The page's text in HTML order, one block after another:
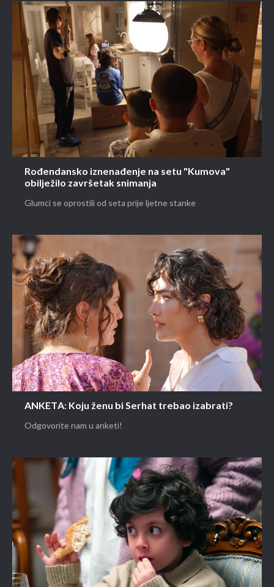
Rođendansko iznenađenje na setu "Kumova"
obilježilo završetak snimanja
Glumci se oprostili od seta prije ljetne stanke
ANKETA: Koju ženu bi Serhat trebao izabrati?
Odgovorite nam u anketi!